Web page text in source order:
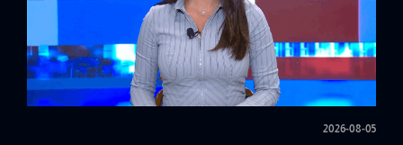
2026-08-05